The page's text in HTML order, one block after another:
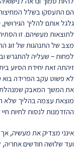
הם התעסקו בשלל
גלגל אותם להליך
לתוצאות מעשיהם. זו
מצב של התנהגות של זוג
לפחות – שעליה להתגרש
זיהתה זאת יחידת הסיוע
לא פשוט עקב הפרידה
את המשך המאבק שמנהלת
מוצאת עצמה בהליך שלא
ההזדמנות לנסות לחיות חיי
אינני מצדיק את מעשיה,
ועד שלושה חודשים אחריה,